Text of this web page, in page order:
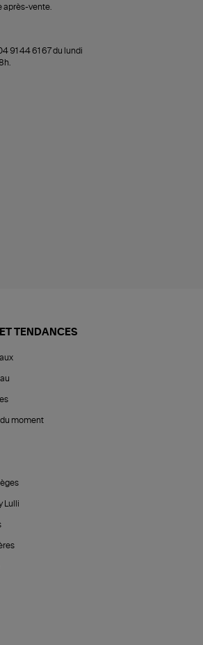
après-vente.
91 44 61 67 du lundi
TENDANCES
moment
Lulli